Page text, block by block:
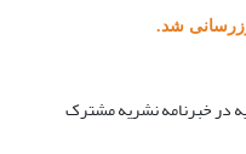
در خبرنامه نشریه مشترک